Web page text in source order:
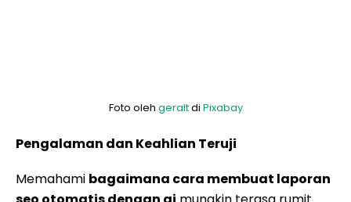
Foto oleh geraltdi Pixabay
Pengalaman dan Keahlian Teruji
Memahami bagaimana cara membuat laporan